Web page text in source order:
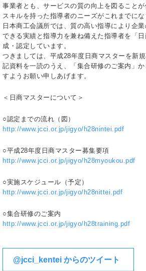
事業者とも、サービスの質の向上を図ること
スキルを持った指導者のニーズがこれまでにな
日本商工会議所では、質の高い指導により企
できる実績と指導力を兼ね備えた指導者を「
成・認定しています。
つきましては、平成28年度日商マスターを新
記資料を一読のうえ、「集合研修のご案内」
すようお願い申しあげます。
＜日商マスターについて＞
○認定までの流れ（図）
http://www.jcci.or.jp/jigyo/h28nintei.pdf
○平成28年度日商マスター募集要項
http://www.jcci.or.jp/jigyo/h28myoukou.pdf
○実施スケジュール（予定）
http://www.jcci.or.jp/jigyo/h28nittei.pdf
○集合研修のご案内
http://www.jcci.or.jp/jigyo/h28training.pdf
@jcci_kentei からのツイート